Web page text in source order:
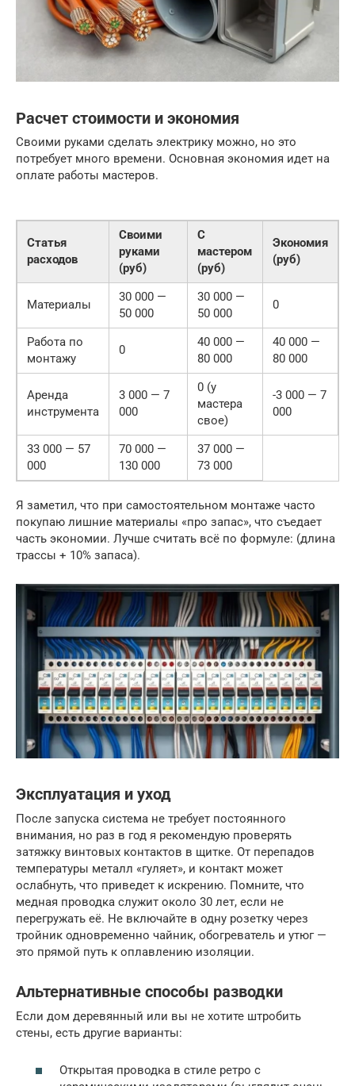
Расчет стоимости и экономия
Своими руками сделать электрику можно, но это
потребует много времени. Основная экономия идет на
оплате работы мастеров.
Статья
расходов
Своими
руками
(руб)
С
мастером
(руб)
Экономия
(руб)
Материалы
30 000 —
50 000
30 000 —
50 000
0
Работа по
монтажу
0
40 000 —
80 000
40 000 —
80 000
Аренда
инструмента
3 000 — 7
000
0 (у
мастера
свое)
-3 000 — 7
000
33 000 — 57
000
70 000 —
130 000
37 000 —
73 000
Я заметил, что при самостоятельном монтаже часто
покупаю лишние материалы «про запас», что съедает
часть экономии. Лучше считать всё по формуле: (длина
трассы + 10% запаса).
Эксплуатация и уход
После запуска система не требует постоянного
внимания, но раз в год я рекомендую проверять
затяжку винтовых контактов в щитке. От перепадов
температуры металл «гуляет», и контакт может
ослабнуть, что приведет к искрению. Помните, что
медная проводка служит около 30 лет, если не
перегружать её. Не включайте в одну розетку через
тройник одновременно чайник, обогреватель и утюг —
это прямой путь к оплавлению изоляции.
Альтернативные способы разводки
Если дом деревянный или вы не хотите штробить
стены, есть другие варианты:
Открытая проводка в стиле ретро с